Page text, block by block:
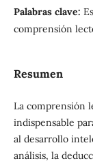
Palabras clave:
comprensión
Resumen
La comprensión
indispensable
al desarrollo
análisis, la